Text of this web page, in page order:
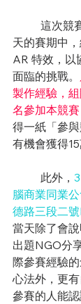
天的賽期中
AR 特效，以
面臨的挑戰。
製作經驗，
名參加本競賽
得一紙「參
有機會獲得15
	此外，
腦商業同業
德路三段二號
當天除了會
出題NGO分
際參賽經驗
心法外，更
參賽的人能